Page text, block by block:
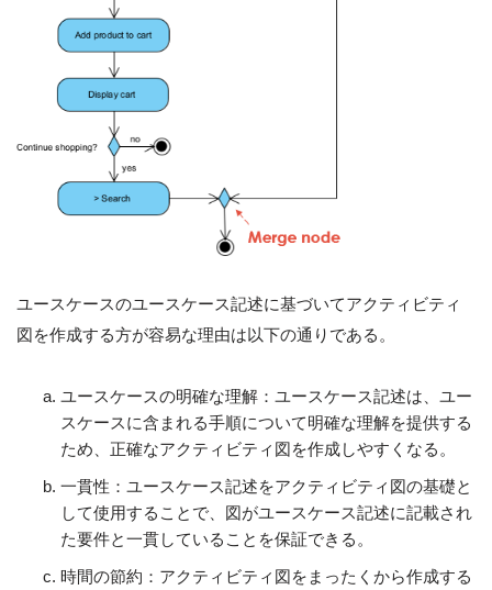
ユースケースのユースケース記述に基づいてアクティビティ
図を作成する方が容易な理由は以下の通りである。
ユースケースの明確な理解：ユースケース記述は、ユー
スケースに含まれる手順について明確な理解を提供する
ため、正確なアクティビティ図を作成しやすくなる。
一貫性：ユースケース記述をアクティビティ図の基礎と
して使用することで、図がユースケース記述に記載され
た要件と一貫していることを保証できる。
時間の節約：アクティビティ図をまったくから作成する